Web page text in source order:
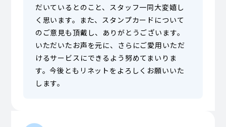
だいているとのこと、スタッフ一同大変嬉し
く思います。また、スタンプカードについて
のご意見も頂戴し、ありがとうございます。
いただいたお声を元に、さらにご愛用いただ
けるサービスにできるよう努めてまいりま
す。今後ともリネットをよろしくお願いいた
します。